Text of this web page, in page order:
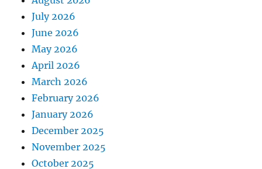
July 2026
June 2026
May 2026
April 2026
March 2026
February 2026
January 2026
December 2025
November 2025
October 2025